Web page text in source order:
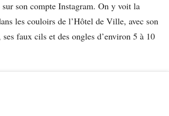
son compte Instagram. On y voit la
les couloirs de l’Hôtel de Ville, avec son
faux cils et des ongles d’environ 5 à 10